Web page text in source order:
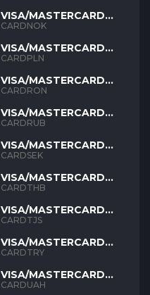
VISA/MASTERCARD
NOK
CARDNOK
VISA/MASTERCARD
PLN
CARDPLN
VISA/MASTERCARD
RON
CARDRON
VISA/MASTERCARD
RUB
CARDRUB
VISA/MASTERCARD
SEK
CARDSEK
VISA/MASTERCARD
THB
CARDTHB
VISA/MASTERCARD
TJS
CARDTJS
VISA/MASTERCARD
TYR
CARDTRY
VISA/MASTERCARD
UAH
CARDUAH